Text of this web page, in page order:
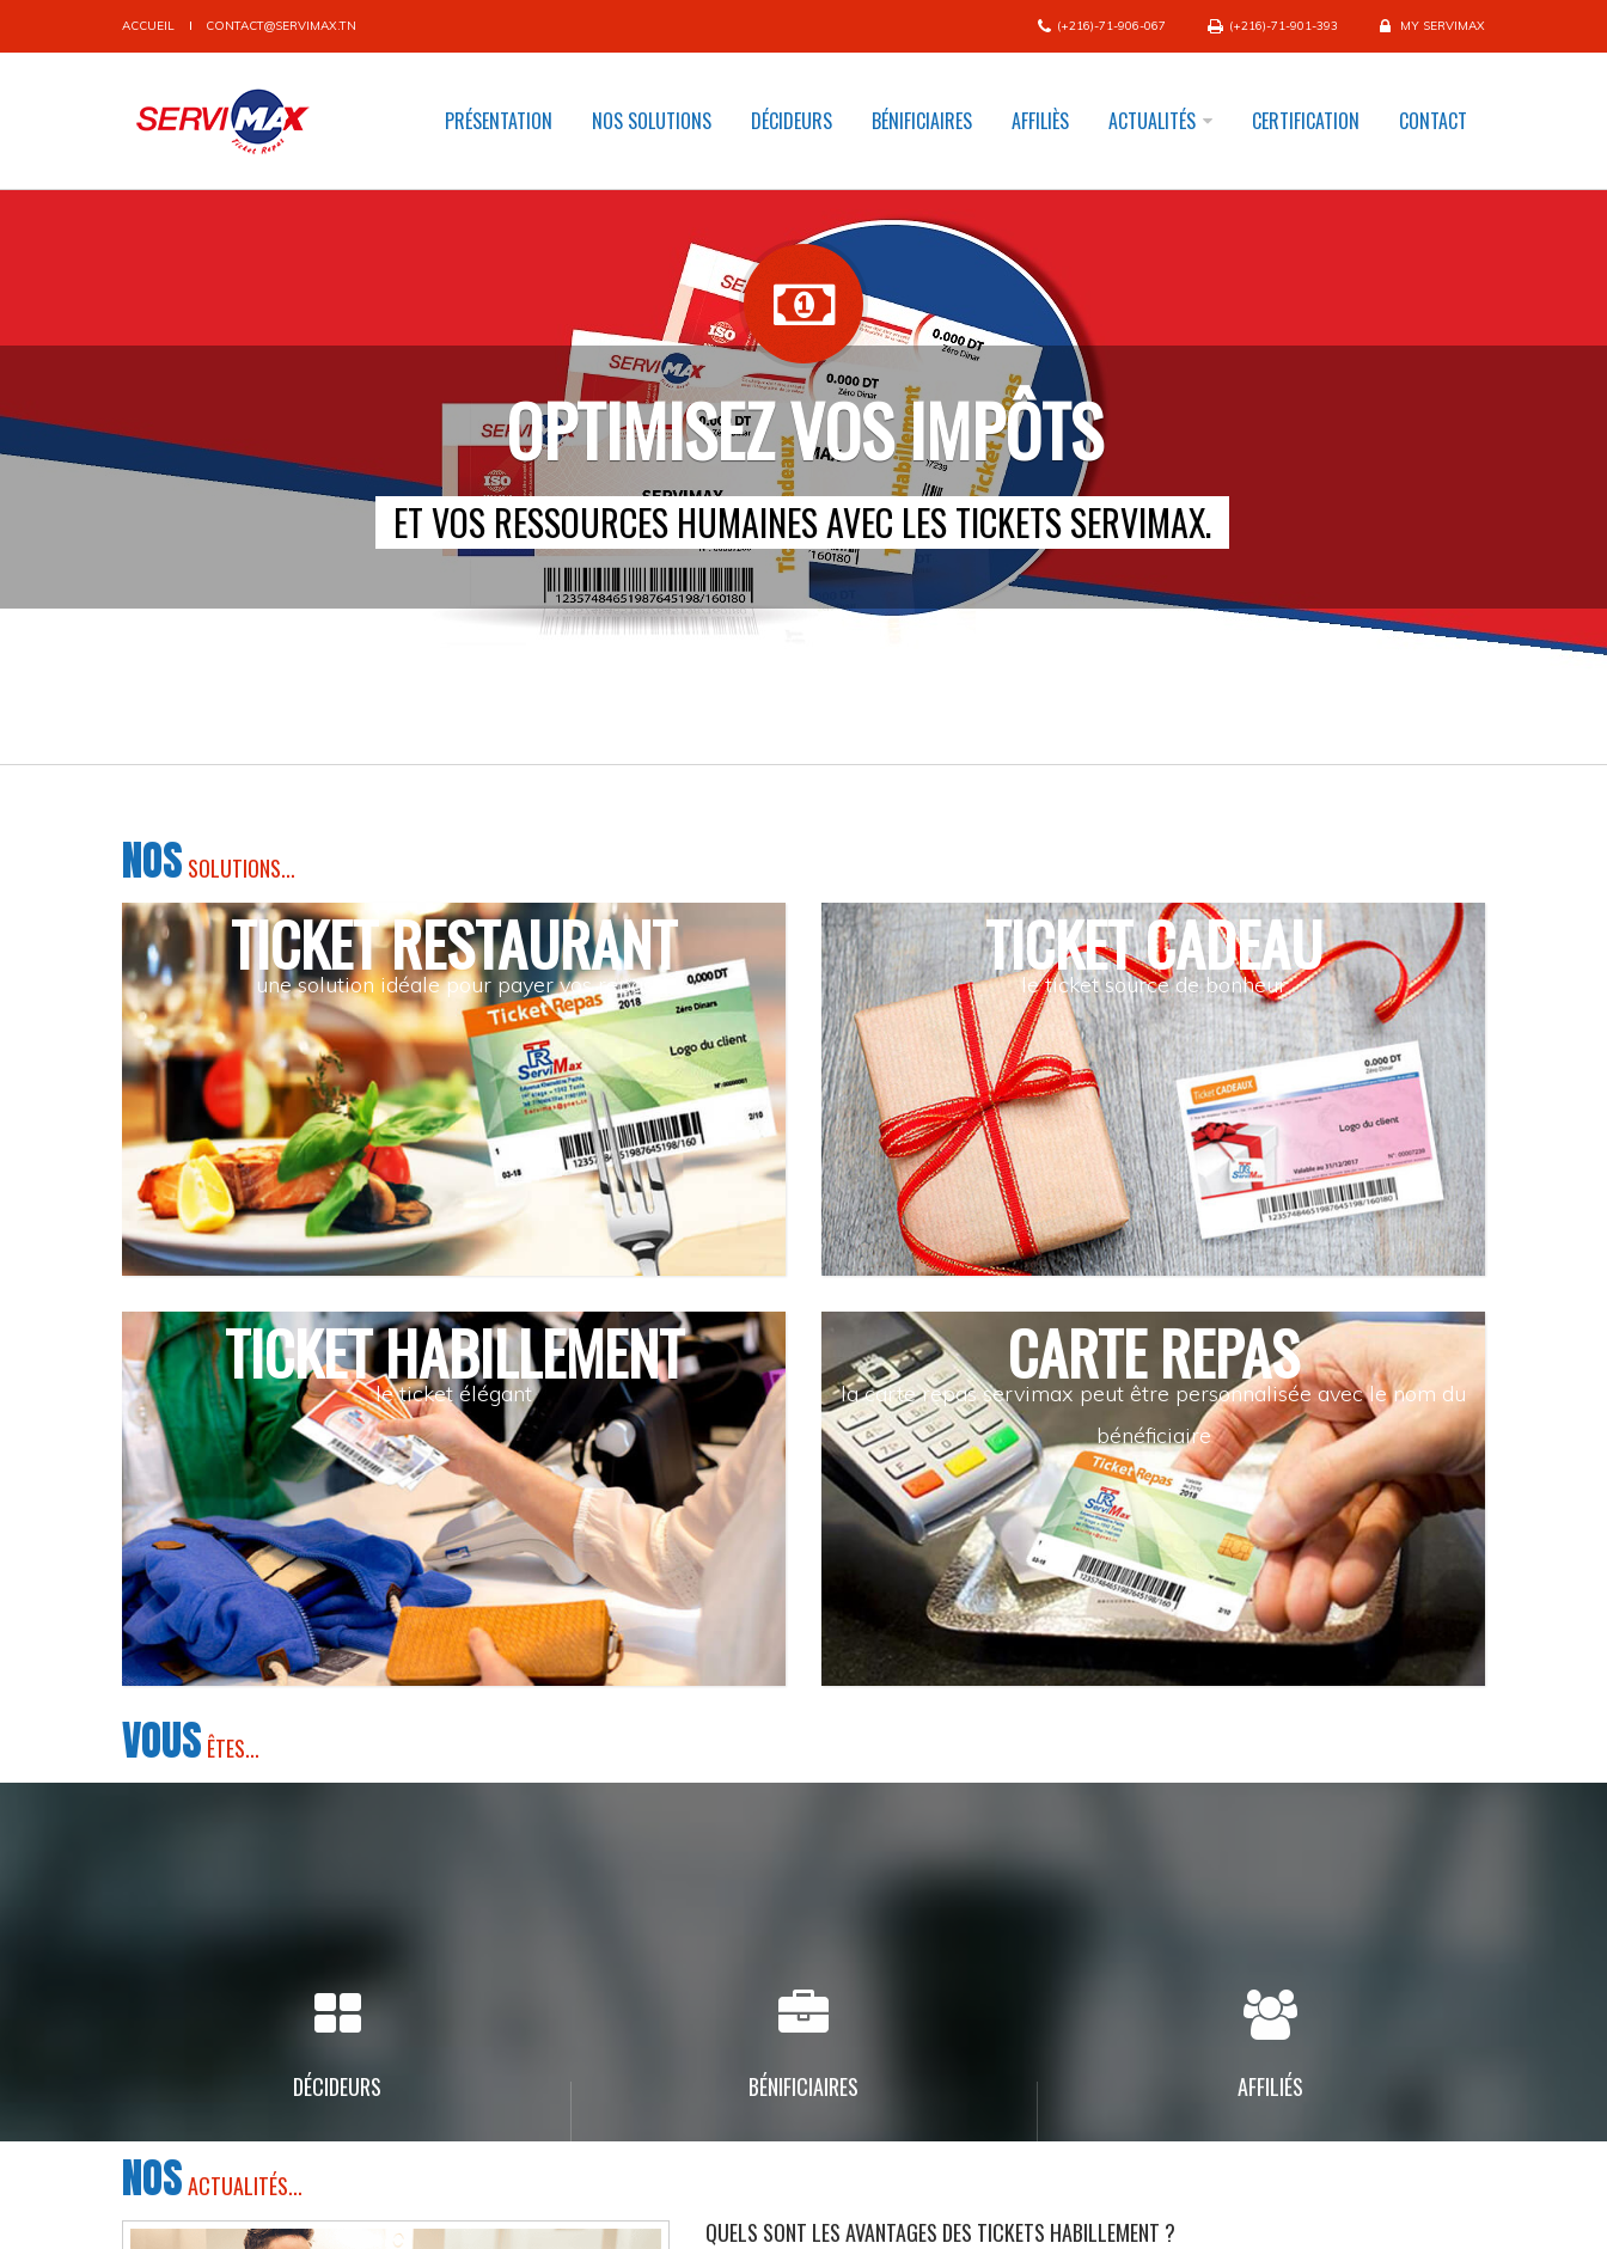
ACCUEIL CONTACT@SERVIMAX.TN (+216)-71-906-067 (+216)-71-901-393 MY SERVIMAX
PRÉSENTATION NOS SOLUTIONS DÉCIDEURS BÉNIFICIAIRES AFFILIÈS ACTUALITÉS CERTIFICATION CONTACT
OPTIMISEZ VOS IMPÔTS
ET VOS RESSOURCES HUMAINES AVEC LES TICKETS SERVIMAX.
NOS SOLUTIONS...
TICKET RESTAURANT
une solution idéale pour payer vos repas TICKET CADEAU
le ticket source de bonheur
TICKET HABILLEMENT
le ticket élégant CARTE REPAS
la carte repas servimax peut être personnalisée avec le nom du
bénéficiaire
VOUS ÊTES...
DÉCIDEURS BÉNIFICIAIRES AFFILIÉS
NOSACTUALITÉS...
QUELS SONT LES AVANTAGES DES TICKETS HABILLEMENT ?